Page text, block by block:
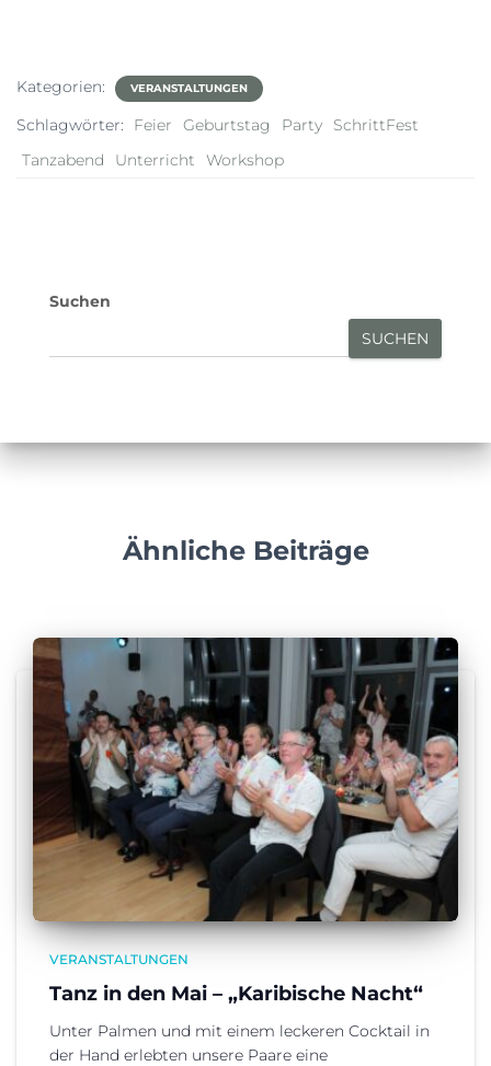
Kategorien: VERANSTALTUNGEN
Schlagwörter: Feier Geburtstag Party
SchrittFest
Tanzabend
Unterricht Workshop
Suchen
SUCHEN
Ähnliche Beiträge
VERANSTALTUNGEN
Tanz in den Mai – „Karibische Nacht“
Unter Palmen und mit einem leckeren Cocktail in
der Hand erlebten unsere Paare eine